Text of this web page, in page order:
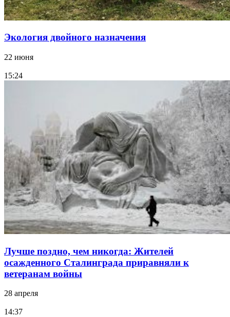
Экология двойного назначения
22 июня
15:24
Лучше поздно, чем никогда: Жителей
осажденного Сталинграда приравняли к
ветеранам войны
28 апреля
14:37